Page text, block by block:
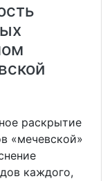
раскрытие
«мечевской»
каждого,